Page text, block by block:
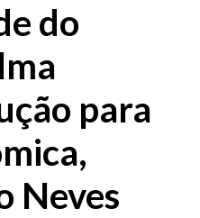
do
para
Neves